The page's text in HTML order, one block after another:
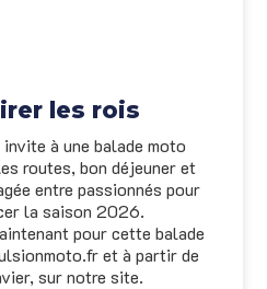
les rois
à une balade moto
routes, bon déjeuner et
entre passionnés pour
la saison 2026.
pour cette balade
et à partir de
sur notre site.